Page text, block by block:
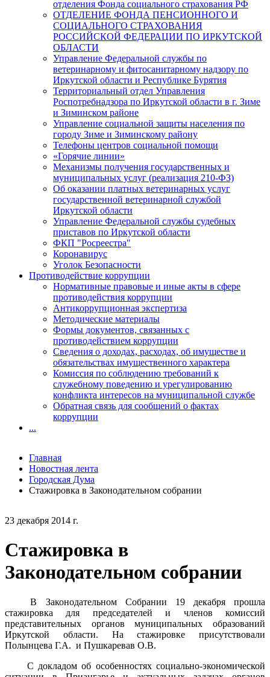
23 декабря 2014 г.
Стажировка в
Законодательном собрании
В Законодательном Собрании 19 декабря прошла
стажировка для председателей и членов комиссий
представительных органов муниципальных образований
Иркутской области. На стажировке присутствовали
Полынцева Г.А. и Пушкаревав О.В.
С докладом об особенностях социально-экономической
отделения Фонда социального страхования РФ
ОТДЕЛЕНИЕ ФОНДА ПЕНСИОННОГО И
СОЦИАЛЬНОГО СТРАХОВАНИЯ
РОССИЙСКОЙ ФЕДЕРАЦИИ ПО ИРКУТСКОЙ
ОБЛАСТИ
Управление Федеральной службы по
ветеринарному и фитосанитарному надзору по
Иркутской области и Республике Бурятия
Территориальный отдел Управления
Роспотребнадзора по Иркутской области в г. Зиме
и Зиминском районе
Управление социальной защиты населения по
городу Зиме и Зиминскому району
Телефоны центров социальной помощи
«Горячие линии»
Механизмы получения государственных и
муниципальных услуг (реализация 210-ФЗ)
Об оказании платных ветеринарных услуг
государственной ветеринарной службой
Иркутской области
Управление Федеральной службы судебных
приставов по Иркутской области
ФКП "Росреестра"
Коронавирус
Уголок Безопасности
Противодействие коррупции
Нормативные правовые и иные акты в сфере
противодействия коррупции
Антикоррупционная экспертиза
Методические материалы
Формы документов, связанных с
противодействием коррупции
Сведения о доходах, расходах, об имуществе и
обязательствах имущественного характера
Комиссия по соблюдению требований к
служебному поведению и урегулированию
конфликта интересов на муниципальной службе
Обратная связь для сообщений о фактах
коррупции
...
Главная
Новостная лента
Городская Дума
Стажировка в Законодательном собрании